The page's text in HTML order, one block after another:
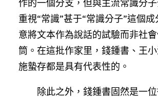
作的一個分支，但與主流常識分
重視“常識”甚于“常識分子”這個
意將文本作為說話的試驗而非社
筒。在這批作家里，錢鍾書、王小
施蟄存都是具有代表性的。
除此之外，錢鍾書固然是一